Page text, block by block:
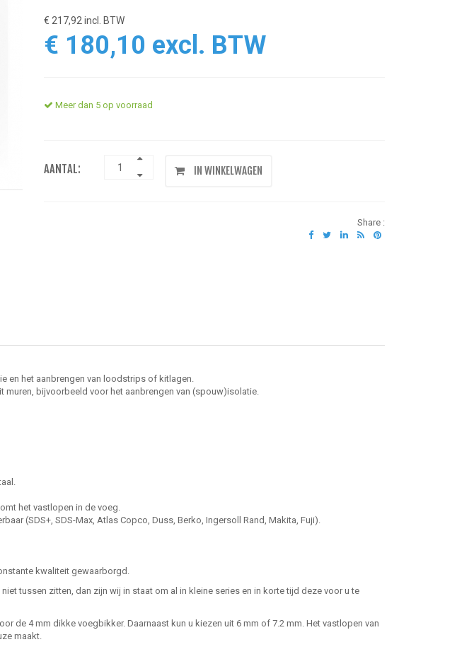
€ 217,92 incl. BTW
€ 180,10 excl. BTW
Meer dan 5 op voorraad
AANTAL: IN WINKELWAGEN
Share :
en het aanbrengen van loodstrips of kitlagen.
muren, bijvoorbeeld voor het aanbrengen van (spouw)isolatie.
het vastlopen in de voeg.
(SDS+, SDS-Max, Atlas Copco, Duss, Berko, Ingersoll Rand, Makita, Fuji).
kwaliteit gewaarborgd.
tussen zitten, dan zijn wij in staat om al in kleine series en in korte tijd deze voor u te
de 4 mm dikke voegbikker. Daarnaast kun u kiezen uit 6 mm of 7.2 mm. Het vastlopen van
maakt.